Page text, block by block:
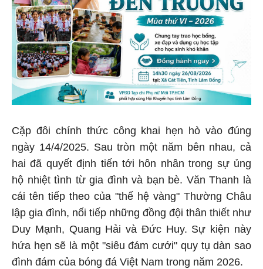
Cặp đôi chính thức công khai hẹn hò vào đúng
ngày 14/4/2025. Sau tròn một năm bên nhau, cả
hai đã quyết định tiến tới hôn nhân trong sự ủng
hộ nhiệt tình từ gia đình và bạn bè. Văn Thanh là
cái tên tiếp theo của "thế hệ vàng" Thường Châu
lập gia đình, nối tiếp những đồng đội thân thiết như
Duy Mạnh, Quang Hải và Đức Huy. Sự kiện này
hứa hẹn sẽ là một "siêu đám cưới" quy tụ dàn sao
đình đám của bóng đá Việt Nam trong năm 2026.